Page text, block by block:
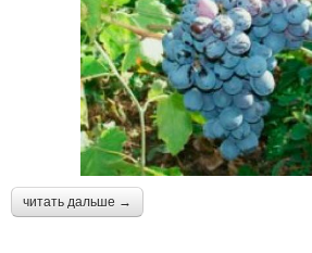
читать дальше →